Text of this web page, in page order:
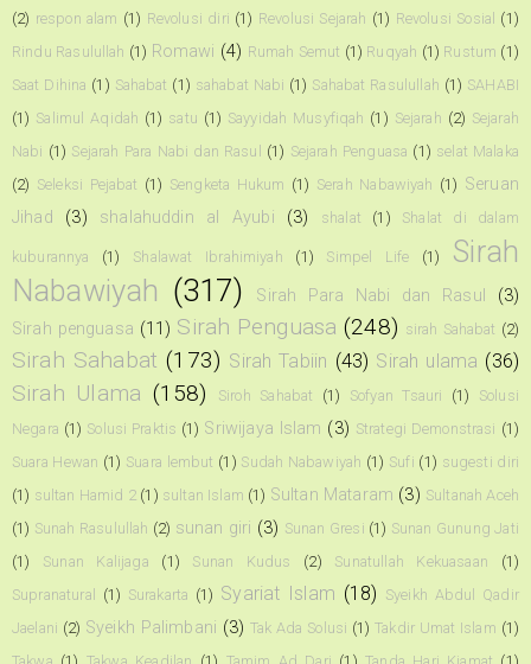
(2) respon alam (1) Revolusi diri (1) Revolusi Sejarah (1) Revolusi Sosial (1)
Rindu Rasulullah (1) Romawi (4) Rumah Semut (1) Ruqyah (1) Rustum (1)
Saat Dihina (1) Sahabat (1) sahabat Nabi (1) Sahabat Rasulullah (1) SAHABI
(1) Salimul Aqidah (1) satu (1) Sayyidah Musyfiqah (1) Sejarah (2) Sejarah
Nabi (1) Sejarah Para Nabi dan Rasul (1) Sejarah Penguasa (1) selat Malaka
(2) Seleksi Pejabat (1) Sengketa Hukum (1) Serah Nabawiyah (1) Seruan
Jihad
(3) shalahuddin al Ayubi (3) shalat (1) Shalat di dalam
kuburannya (1) Shalawat Ibrahimiyah (1) Simpel Life (1)
Sirah
Nabawiyah (317) Sirah Para Nabi dan Rasul
(3)
Sirah penguasa (11) Sirah Penguasa (248) sirah Sahabat (2)
Sirah Sahabat (173) Sirah Tabiin (43) Sirah ulama (36)
Sirah Ulama (158) Siroh Sahabat (1) Sofyan Tsauri (1)
Solusi
Negara (1) Solusi Praktis (1) Sriwijaya Islam (3) Strategi Demonstrasi (1)
Suara Hewan (1) Suara lembut (1) Sudah Nabawiyah (1) Sufi (1) sugesti diri
(1) sultan Hamid 2 (1) sultan Islam (1) Sultan Mataram (3) Sultanah Aceh
(1) Sunah Rasulullah (2) sunan giri (3) Sunan Gresi (1) Sunan Gunung Jati
(1)
Sunan Kalijaga (1) Sunan Kudus (2) Sunatullah Kekuasaan
(1)
Supranatural
(1) Surakarta (1) Syariat Islam (18) Syeikh Abdul Qadir
Jaelani (2) Syeikh Palimbani (3) Tak Ada Solusi (1) Takdir Umat Islam (1)